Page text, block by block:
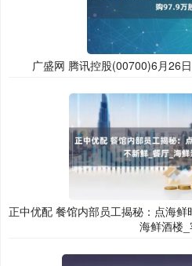
广盛网 腾讯控股(00700)6月26
正中优配 餐馆内部员工揭秘：点海鲜
海鲜酒楼_